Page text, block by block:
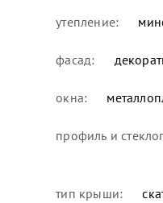
утепление:
фасад:
окна:
профиль и
тип крыши: